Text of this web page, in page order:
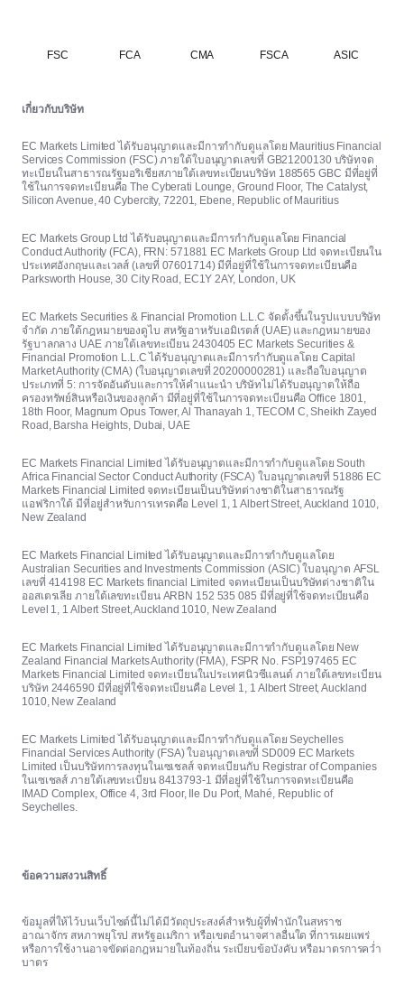
FSC FCA CMA FSCA ASIC
เกี่ยวกับบริษัท
EC Markets Limited ได้รับอนุญาตและมีการกำกับดูแลโดย Mauritius Financial
Services Commission (FSC) ภายใต้ใบอนุญาตเลขที่ GB21200130 บริษัทจด
ทะเบียนในสาธารณรัฐมอริเชียสภายใต้เลขทะเบียนบริษัท 188565 GBC มีที่อยู่ที่
ใช้ในการจดทะเบียนคือ The Cyberati Lounge, Ground Floor, The Catalyst,
Silicon Avenue, 40 Cybercity, 72201, Ebene, Republic of Mauritius
EC Markets Group Ltd ได้รับอนุญาตและมีการกำกับดูแลโดย Financial
Conduct Authority (FCA), FRN: 571881 EC Markets Group Ltd จดทะเบียนใน
ประเทศอังกฤษและเวลส์ (เลขที่ 07601714) มีที่อยู่ที่ใช้ในการจดทะเบียนคือ
Parksworth House, 30 City Road, EC1Y 2AY, London, UK
EC Markets Securities & Financial Promotion L.L.C จัดตั้งขึ้นในรูปแบบบริษัท
จำกัด ภายใต้กฎหมายของดูไบ สหรัฐอาหรับเอมิเรตส์ (UAE) และกฎหมายของ
รัฐบาลกลาง UAE ภายใต้เลขทะเบียน 2430405 EC Markets Securities &
Financial Promotion L.L.C ได้รับอนุญาตและมีการกำกับดูแลโดย Capital
Market Authority (CMA) (ใบอนุญาตเลขที่ 20200000281) และถือใบอนุญาต
ประเภทที่ 5: การจัดอันดับและการให้คำแนะนำ บริษัทไม่ได้รับอนุญาตให้ถือ
ครองทรัพย์สินหรือเงินของลูกค้า มีที่อยู่ที่ใช้ในการจดทะเบียนคือ Office 1801,
18th Floor, Magnum Opus Tower, Al Thanayah 1, TECOM C, Sheikh Zayed
Road, Barsha Heights, Dubai, UAE
EC Markets Financial Limited ได้รับอนุญาตและมีการกำกับดูแลโดย South
Africa Financial Sector Conduct Authority (FSCA) ใบอนุญาตเลขที่ 51886 EC
Markets Financial Limited จดทะเบียนเป็นบริษัทต่างชาติในสาธารณรัฐ
แอฟริกาใต้ มีที่อยู่สำหรับการเทรดคือ Level 1, 1 Albert Street, Auckland 1010,
New Zealand
EC Markets Financial Limited ได้รับอนุญาตและมีการกำกับดูแลโดย
Australian Securities and Investments Commission (ASIC) ใบอนุญาต AFSL
เลขที่ 414198 EC Markets financial Limited จดทะเบียนเป็นบริษัทต่างชาติใน
ออสเตรเลีย ภายใต้เลขทะเบียน ARBN 152 535 085 มีที่อยู่ที่ใช้จดทะเบียนคือ
Level 1, 1 Albert Street, Auckland 1010, New Zealand
EC Markets Financial Limited ได้รับอนุญาตและมีการกำกับดูแลโดย New
Zealand Financial Markets Authority (FMA), FSPR No. FSP197465 EC
Markets Financial Limited จดทะเบียนในประเทศนิวซีแลนด์ ภายใต้เลขทะเบียน
บริษัท 2446590 มีที่อยู่ที่ใช้จดทะเบียนคือ Level 1, 1 Albert Street, Auckland
1010, New Zealand
EC Markets Limited ได้รับอนุญาตและมีการกำกับดูแลโดย Seychelles
Financial Services Authority (FSA) ใบอนุญาตเลขที่ SD009 EC Markets
Limited เป็นบริษัทการลงทุนในเซเชลส์ จดทะเบียนกับ Registrar of Companies
ในเซเชลส์ ภายใต้เลขทะเบียน 8413793-1 มีที่อยู่ที่ใช้ในการจดทะเบียนคือ
IMAD Complex, Office 4, 3rd Floor, Ile Du Port, Mahé, Republic of
Seychelles.
ข้อความสงวนสิทธิ์
ข้อมูลที่ให้ไว้บนเว็บไซต์นี้ไม่ได้มีวัตถุประสงค์สำหรับผู้ที่พำนักในสหราช
อาณาจักร สหภาพยุโรป สหรัฐอเมริกา หรือเขตอำนาจศาลอื่นใด ที่การเผยแพร่
หรือการใช้งานอาจขัดต่อกฎหมายในท้องถิ่น ระเบียบข้อบังคับ หรือมาตรการคว่ำ
บาตร